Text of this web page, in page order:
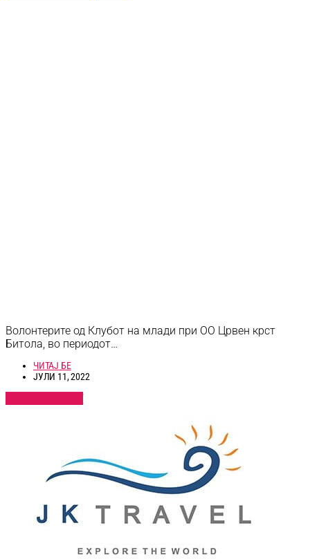
Волонтерите од Клубот на млади при ОО Црвен крст
Битола, во периодот…
ЧИТАЈ БЕ
ЈУЛИ 11, 2022
ПОГЛЕДНИ ВЕСТ